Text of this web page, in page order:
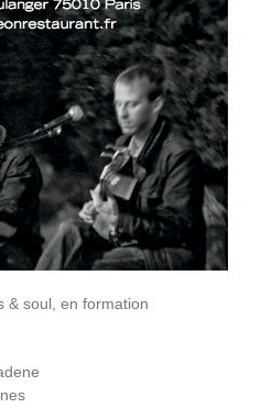
& soul, en formation